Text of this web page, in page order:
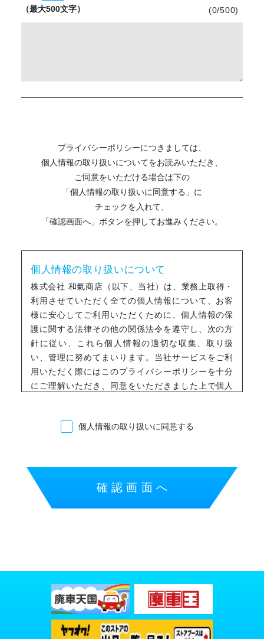
（最大500文字） (0/500)
プライバシーポリシーにつきましては、
個人情報の取り扱いについてをお読みいただき、
ご同意をいただける場合は下の
「個人情報の取り扱いに同意する」に
チェックを入れて、
「確認画面へ」ボタンを押してお進みください。
個人情報の取り扱いについて
株式会社 和氣商店（以下、当社）は、業務上取得・
利用させていただく全ての個人情報について、お客
様に安心してご利用いただくために、個人情報の保
護に関する法律その他の関係法令を遵守し、次の方
針に従い、これら個人情報の適切な収集、取り扱
い、管理に努めてまいります。当社サービスをご利
用いただく際にはこのプライバシーポリシーを十分
にご理解いただき、同意をいただきました上で個人
個人情報の収集について
たします。
個人情報を収集・利用する目的について
同意を得ないで利用目的の範囲を超えて取り扱いま
せん。
お客様ご本人であることまたはご本人の代理人であ
ることを確認するため
お客様のお問合せ、お申し出に対応するため
個人情報の取り扱いに同意する